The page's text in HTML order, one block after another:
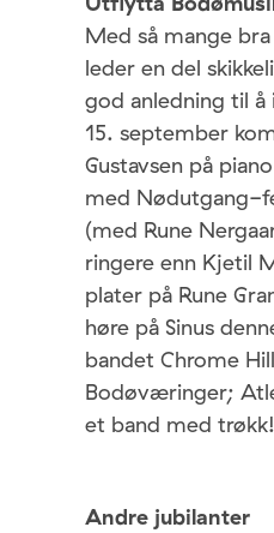
Med så mange
leder en del
god anledning til å
15. september
Gustavsen på
med Nødutgang-
(med Rune
ringere enn Kjetil
plater på Rune
høre på Sinus
bandet Chrome
Bodøværinger;
et band med trøkk!
Andre jubilanter